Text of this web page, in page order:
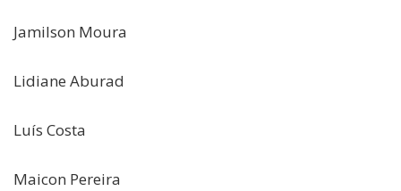
Jamilson Moura
Lidiane Aburad
Luís Costa
Maicon Pereira